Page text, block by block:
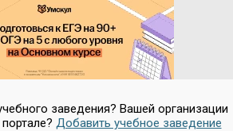
заведения? Вашей организации
Добавить учебное заведение